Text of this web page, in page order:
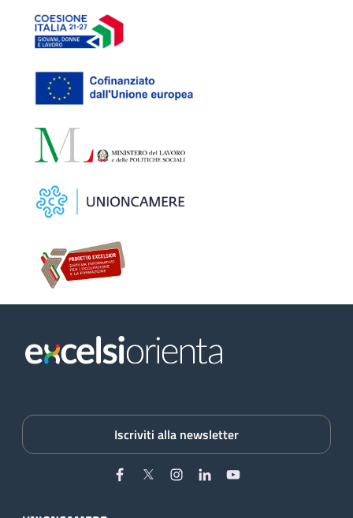
Iscriviti alla newsletter
FacebookTwitter Instagram
Linkedin